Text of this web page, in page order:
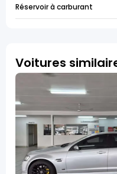
Réservoir à carburant
Voitures